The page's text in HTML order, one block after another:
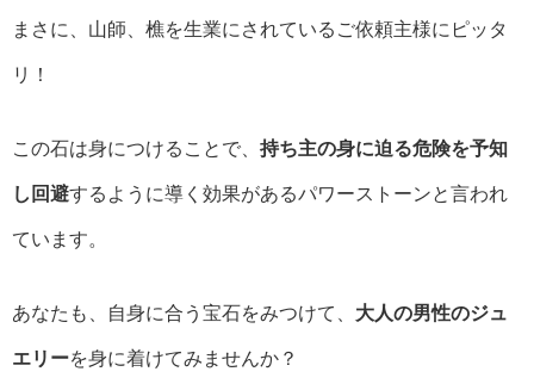
まさに、山師、樵を生業にされているご依頼主様にピッタ
リ！
この石は身につけることで、 持ち主の身に迫る危険を予知
し回避するように導く効果があるパワーストーンと言われ
ています。
あなたも、自身に合う宝石をみつけて、 大人の男性のジュ
エリーを身に着けてみませんか？